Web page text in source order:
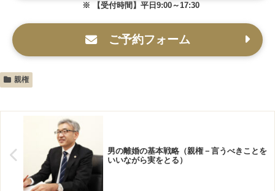
【受付時間】平日9:00～17:30
ご予約フォーム
親権
男の離婚の基本戦略（親権－言うべきことを
いいながら実をとる）